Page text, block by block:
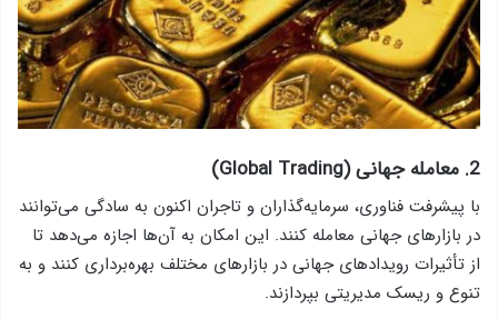
2. معامله جهانی (Global Trading)
با پیشرفت فناوری، سرمایه‌گذاران و تاجران اکنون به سادگی می‌توانند
در بازارهای جهانی معامله کنند. این امکان به آن‌ها اجازه می‌دهد تا
از تأثیرات رویدادهای جهانی در بازارهای مختلف بهره‌برداری کنند و به
تنوع و ریسک مدیریتی بپردازند.